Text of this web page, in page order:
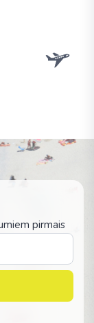
pirmais